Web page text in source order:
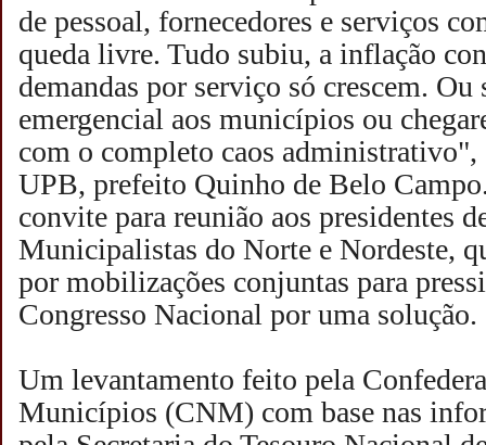
de pessoal, fornecedores e serviços
queda livre. Tudo subiu, a inflação
demandas por serviço só crescem. Ou
emergencial aos municípios ou
com o completo caos administrativo",
UPB, prefeito Quinho de Belo
convite para reunião aos presidentes
Municipalistas do Norte e Nordeste,
por mobilizações conjuntas para
Congresso Nacional por uma solução.
Um levantamento feito pela
Municípios (CNM) com base nas